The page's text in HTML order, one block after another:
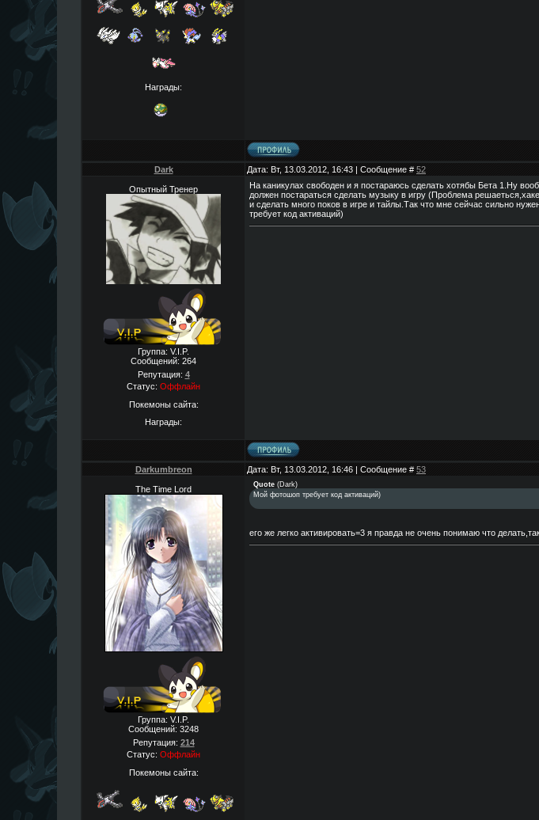
Награды:
Dark Дата: Вт, 13.03.2012, 16:43 | Сообщение # 52
Опытный Тренер
Группа: V.I.P.
Сообщений: 264
Репутация: 4
Статус: Оффлайн
Покемоны сайта:
Награды:
На каникулах свободен и я постараюсь сделать хотябы Бета 1.Ну
должен постараться сделать музыку в игру (Проблема
и сделать много поков в игре и тайлы.Так что мне сейчас сильно
требует код активаций)
Darkumbreon Дата: Вт, 13.03.2012, 16:46 | Сообщение # 53
The Time Lord
Группа: V.I.P.
Сообщений: 3248
Репутация: 214
Статус: Оффлайн
Покемоны сайта:
Quote (Dark)
Мой фотошоп требует код активаций)
его же легко активировать=3 я правда не очень понимаю что